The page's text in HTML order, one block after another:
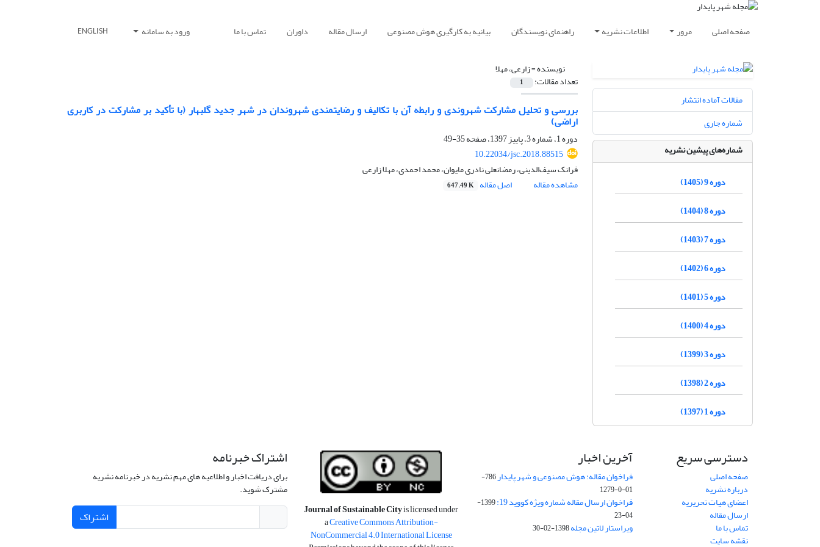
صفحه اصلی مرور اطلاعات نشریه راهنمای نویسندگان بیانیه به کارگیری هوش مصنوعی ارسال مقاله داوران تماس با ما ورود به سامانه ENGLISH
نویسنده =زارعی، مهلا
تعداد مقالات: 1
بررسی و تحلیل مشارکت شهروندی و رابطه آن با تکالیف و رضایتمندی شهروندان در شهر جدید گلبهار (با تأکید بر مشارکت در کاربری
اراضی)
دوره 1، شماره 3، پاییز 1397، صفحه
35-49
10.22034/jsc.2018.88515
فرانک سیف‌الدینی، رمضانعلی نادری مایوان، محمد احمدی، مهلا زارعی
مشاهده مقاله
اصل مقاله 647.49 K
مقالات آماده انتشار
شماره جاری
شماره‌های پیشین نشریه
دوره 9 (1405)
دوره 8 (1404)
دوره 7 (1403)
دوره 6 (1402)
دوره 5 (1401)
دوره 4 (1400)
دوره 3 (1399)
دوره 2 (1398)
دوره 1 (1397)
دسترسی سریع
صفحه اصلی
درباره نشریه
اعضای هیات تحریریه
ارسال مقاله
تماس با ما
نقشه سایت
آخرین اخبار
فراخوان مقاله: هوش مصنوعی و شهر پایدار
786-
01-0-1279
فراخوان ارسال مقاله شماره ویژه کووید 19:
1399-
04-23
ویراستار لاتین مجله1398-02-30
Journal of Sustainable Cityis licensed under
aCreative Commons Attribution-
NonCommercial 4.0 International License
اشتراک خبرنامه
برای دریافت اخبار و اطلاعیه های مهم نشریه در خبرنامه نشریه
مشترک شوید.
اشتراک